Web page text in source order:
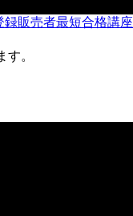
録販売者最短合格講座
す。